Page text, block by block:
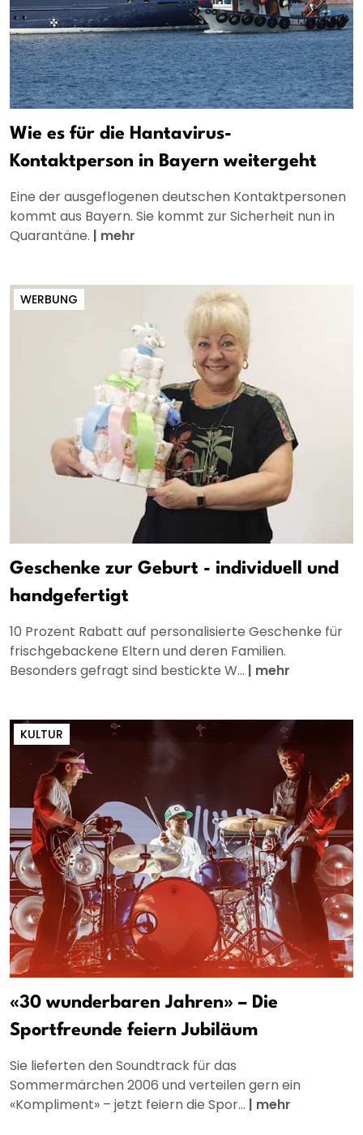
Wie es für die Hantavirus-
Kontaktperson in Bayern weitergeht
Eine der ausgeflogenen deutschen Kontaktpersonen
kommt aus Bayern. Sie kommt zur Sicherheit nun in
Quarantäne. | mehr
WERBUNG
Geschenke zur Geburt - individuell und
handgefertigt
10 Prozent Rabatt auf personalisierte Geschenke für
frischgebackene Eltern und deren Familien.
Besonders gefragt sind bestickte W... | mehr
KULTUR
«30 wunderbaren Jahren» – Die
Sportfreunde feiern Jubiläum
Sie lieferten den Soundtrack für das
Sommermärchen 2006 und verteilen gern ein
«Kompliment» – jetzt feiern die Spor... | mehr